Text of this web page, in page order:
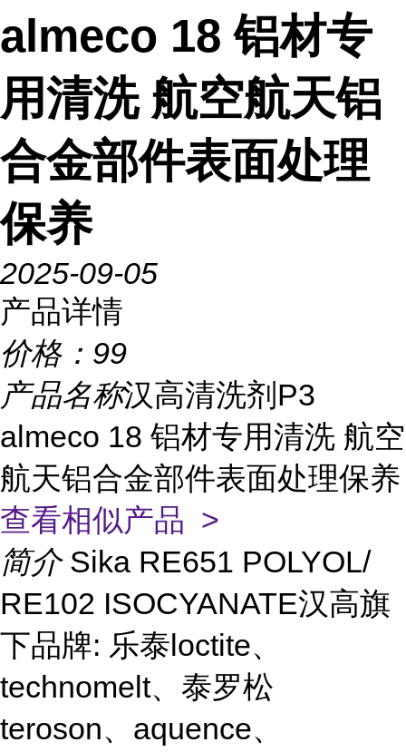
almeco 18 铝材专
用清洗 航空航天铝
合金部件表面处理
保养
2025-09-05
产品详情
价格： 99
产品名称汉高清洗剂P3
almeco 18 铝材专用清洗 航空
航天铝合金部件表面处理保养
查看相似产品 >
简介 Sika RE651 POLYOL/
RE102 ISOCYANATE汉高旗
下品牌: 乐泰loctite、
technomelt、泰罗松
teroson、aquence、